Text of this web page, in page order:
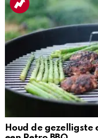
Houd de gezelligste